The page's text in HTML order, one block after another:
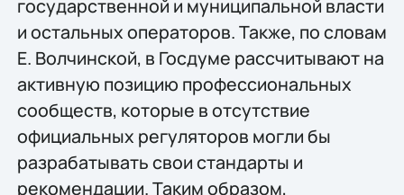
государственной и муниципальной власти
и остальных операторов. Также, по словам
Е. Волчинской, в Госдуме рассчитывают на
активную позицию профессиональных
сообществ, которые в отсутствие
официальных регуляторов могли бы
разрабатывать свои стандарты и
рекомендации. Таким образом,